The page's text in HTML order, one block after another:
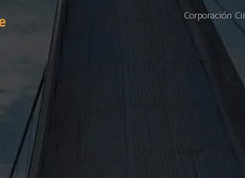
Corporación